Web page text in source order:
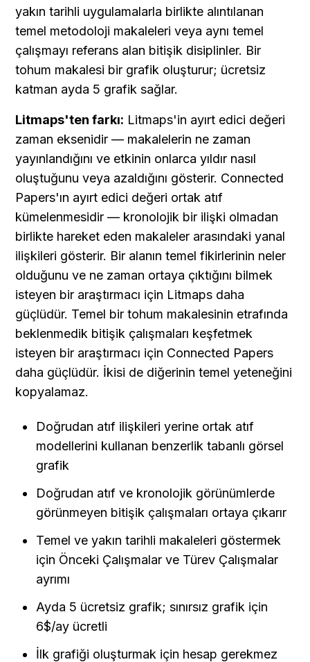
yakın tarihli uygulamalarla birlikte alıntılanan
temel metodoloji makaleleri veya aynı temel
çalışmayı referans alan bitişik disiplinler. Bir
tohum makalesi bir grafik oluşturur; ücretsiz
katman ayda 5 grafik sağlar.
Litmaps'ten farkı: Litmaps'in ayırt edici değeri
zaman eksenidir — makalelerin ne zaman
yayınlandığını ve etkinin onlarca yıldır nasıl
oluştuğunu veya azaldığını gösterir. Connected
Papers'ın ayırt edici değeri ortak atıf
kümelenmesidir — kronolojik bir ilişki olmadan
birlikte hareket eden makaleler arasındaki yanal
ilişkileri gösterir. Bir alanın temel fikirlerinin neler
olduğunu ve ne zaman ortaya çıktığını bilmek
isteyen bir araştırmacı için Litmaps daha
güçlüdür. Temel bir tohum makalesinin etrafında
beklenmedik bitişik çalışmaları keşfetmek
isteyen bir araştırmacı için Connected Papers
daha güçlüdür. İkisi de diğerinin temel yeteneğini
kopyalamaz.
Doğrudan atıf ilişkileri yerine ortak atıf
modellerini kullanan benzerlik tabanlı görsel
grafik
Doğrudan atıf ve kronolojik görünümlerde
görünmeyen bitişik çalışmaları ortaya çıkarır
Temel ve yakın tarihli makaleleri göstermek
için Önceki Çalışmalar ve Türev Çalışmalar
ayrımı
Ayda 5 ücretsiz grafik; sınırsız grafik için
6$/ay ücretli
İlk grafiği oluşturmak için hesap gerekmez